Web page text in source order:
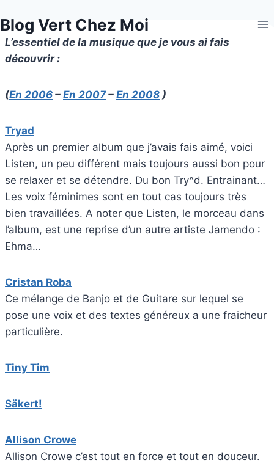
au
contenu
Blog Vert Chez Moi
L’essentiel de la musique que je vous ai fais
découvrir :
(En 2006 – En 2007– En 2008 )
Tryad
Après un premier album que j’avais fais aimé, voici
Listen, un peu différent mais toujours aussi bon pour
se relaxer et se détendre. Du bon Try^d. Entrainant…
Les voix féminimes sont en tout cas toujours très
bien travaillées. A noter que Listen, le morceau dans
l’album, est une reprise d’un autre artiste Jamendo :
Ehma…
Cristan Roba
Ce mélange de Banjo et de Guitare sur lequel se
pose une voix et des textes généreux a une fraicheur
particulière.
Tiny Tim
Säkert!
Allison Crowe
Allison Crowe c’est tout en force et tout en douceur.